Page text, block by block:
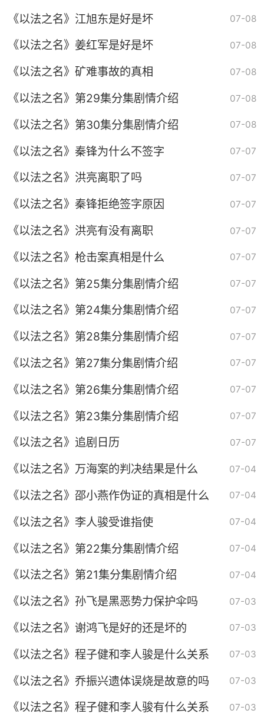
《以法之名》江旭东是好是坏 07-08
《以法之名》姜红军是好是坏 07-08
《以法之名》矿难事故的真相 07-08
《以法之名》第29集分集剧情介绍 07-08
《以法之名》第30集分集剧情介绍 07-08
《以法之名》秦锋为什么不签字 07-07
《以法之名》洪亮离职了吗 07-07
《以法之名》秦锋拒绝签字原因 07-07
《以法之名》洪亮有没有离职 07-07
《以法之名》枪击案真相是什么 07-07
《以法之名》第25集分集剧情介绍 07-07
《以法之名》第24集分集剧情介绍 07-07
《以法之名》第28集分集剧情介绍 07-07
《以法之名》第27集分集剧情介绍 07-07
《以法之名》第26集分集剧情介绍 07-07
《以法之名》第23集分集剧情介绍 07-07
《以法之名》追剧日历 07-07
《以法之名》万海案的判决结果是什么 07-04
《以法之名》邵小燕作伪证的真相是什么 07-04
《以法之名》李人骏受谁指使 07-04
《以法之名》第22集分集剧情介绍 07-04
《以法之名》第21集分集剧情介绍 07-04
《以法之名》孙飞是黑恶势力保护伞吗 07-03
《以法之名》谢鸿飞是好的还是坏的 07-03
《以法之名》程子健和李人骏是什么关系 07-03
《以法之名》乔振兴遗体误烧是故意的吗 07-03
《以法之名》程子健和李人骏有什么关系 07-03